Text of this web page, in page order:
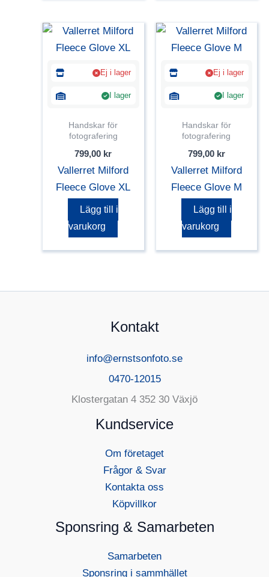
Ej i lager
I lager
Handskar för
fotografering
799,00 kr
Vallerret Milford
Fleece Glove XL
Lägg till i
varukorg
Ej i lager
I lager
Handskar för
fotografering
799,00 kr
Vallerret Milford
Fleece Glove M
Lägg till i
varukorg
Kontakt
info@ernstsonfoto.se
0470-12015
Klostergatan 4 352 30 Växjö
Kundservice
Om företaget
Frågor & Svar
Kontakta oss
Köpvillkor
Sponsring & Samarbeten
Samarbeten
Sponsring i sammhället